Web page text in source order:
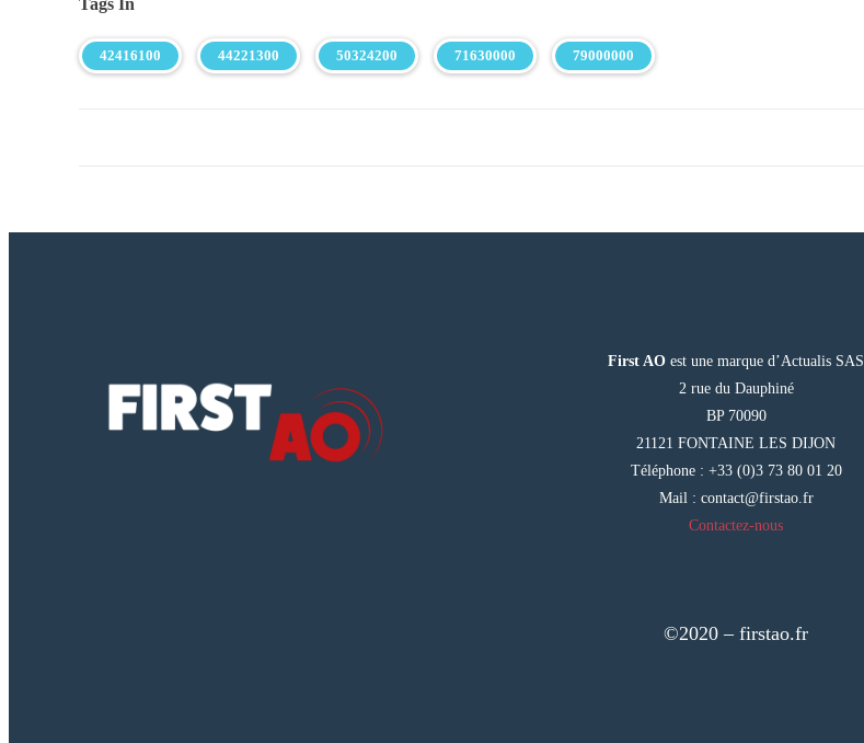
Tags In
42416100 44221300 50324200 71630000 79000000
First AO est une marque d’Actualis SAS
2 rue du Dauphiné
BP 70090
21121 FONTAINE LES DIJON
Téléphone : +33 (0)3 73 80 01 20
Mail : contact@firstao.fr
Contactez-nous
©2020 – firstao.fr